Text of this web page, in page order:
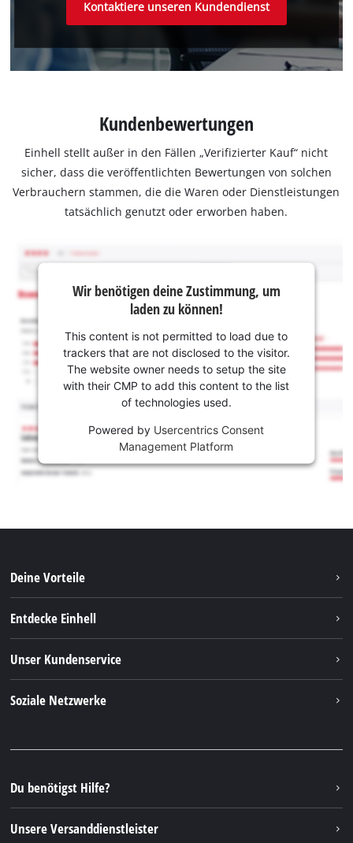
Kontaktiere unseren Kundendienst
Kundenbewertungen
Einhell stellt außer in den Fällen „Verifizierter Kauf“ nicht
sicher, dass die veröffentlichten Bewertungen von solchen
Verbrauchern stammen, die die Waren oder Dienstleistungen
tatsächlich genutzt oder erworben haben.
Wir benötigen deine Zustimmung, um
laden zu können!
This content is not permitted to load due to
trackers that are not disclosed to the visitor.
The website owner needs to setup the site
with their CMP to add this content to the list
of technologies used.
Powered by Usercentrics Consent
Management Platform
Deine Vorteile
Entdecke Einhell
Einhell Germany AG
Unser Kundenservice
Soziale Netzwerke
Instagram
TikTok
Pinterest
Du benötigst Hilfe?
Unsere Versanddienstleister